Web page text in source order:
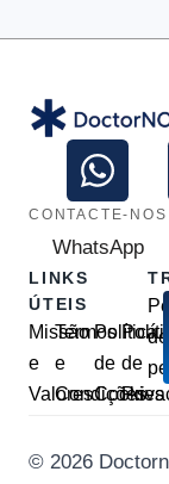
CONTACTE-NOS
WhatsApp
LINKS
ÚTEIS
Missão
e
Valores
Termos
e
Condições
Política
de
Cookies
de
de
© 2026